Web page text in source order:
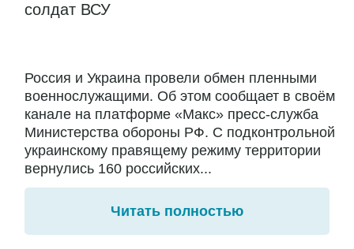
солдат ВСУ
Россия и Украина провели обмен пленными
военнослужащими. Об этом сообщает в своём
канале на платформе «Макс» пресс-служба
Министерства обороны РФ. С подконтрольной
украинскому правящему режиму территории
вернулись 160 российских...
Читать полностью